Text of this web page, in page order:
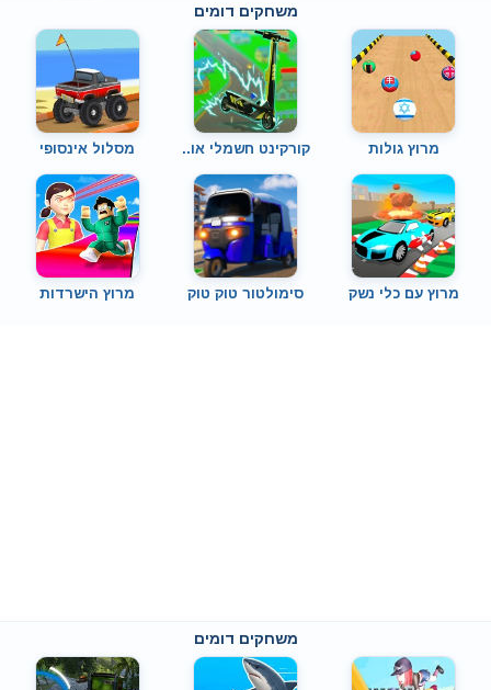
משחקים דומים
מרוץ גולות קורקינט חשמלי או.. מסלול אינסופי
מרוץ עם כלי נשק סימולטור טוק טוק מרוץ הישרדות
משחקים דומים